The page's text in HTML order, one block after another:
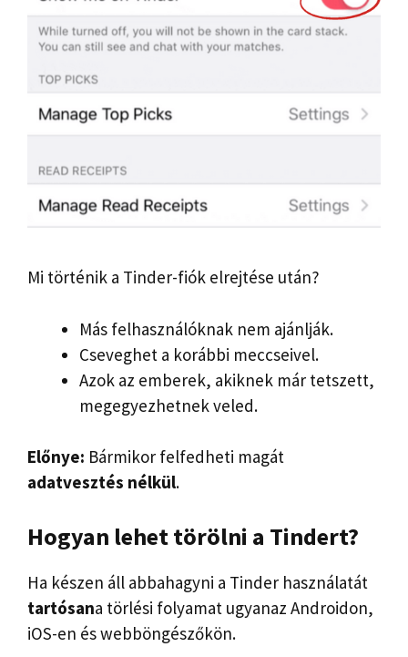
Mi történik a Tinder-fiók elrejtése után?
Más felhasználóknak nem ajánlják.
Cseveghet a korábbi meccseivel.
Azok az emberek, akiknek már tetszett,
megegyezhetnek veled.
Előnye: Bármikor felfedheti magát
adatvesztés nélkül.
Hogyan lehet törölni a Tindert?
Ha készen áll abbahagyni a Tinder használatát
tartósana törlési folyamat ugyanaz Androidon,
iOS-en és webböngészőkön.